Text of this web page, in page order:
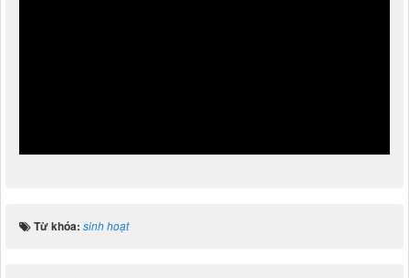
Từ khóa: sinh hoạt